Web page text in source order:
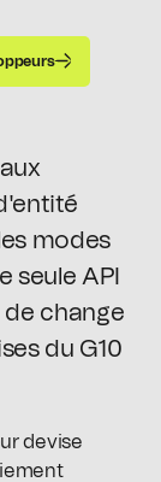
modes
seule API
de change
du G10
devise